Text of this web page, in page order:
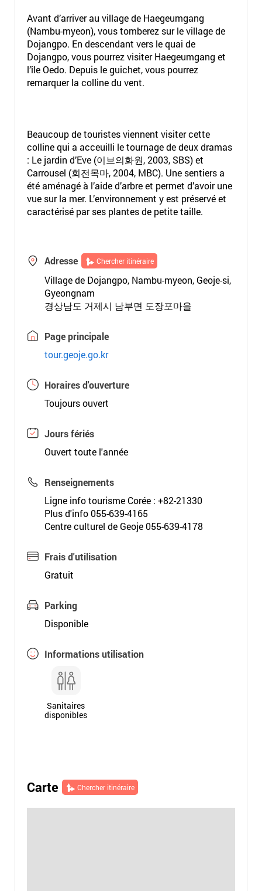
Avant d’arriver au village de Haegeumgang
(Nambu-myeon), vous tomberez sur le village de
Dojangpo. En descendant vers le quai de
Dojangpo, vous pourrez visiter Haegeumgang et
l’île Oedo. Depuis le guichet, vous pourrez
remarquer la colline du vent.
Beaucoup de touristes viennent visiter cette
colline qui a acceuilli le tournage de deux dramas
: Le jardin d’Eve (이브의화원, 2003, SBS) et
Carrousel (회전목마, 2004, MBC). Une sentiers a
été aménagé à l’aide d’arbre et permet d’avoir une
vue sur la mer. L’environnement y est préservé et
caractérisé par ses plantes de petite taille.
Adresse Chercher itinéraire
Village de Dojangpo, Nambu-myeon, Geoje-si,
Gyeongnam
경상남도 거제시 남부면 도장포마을
Page principale
tour.geoje.go.kr
Horaires d'ouverture
Toujours ouvert
Jours fériés
Ouvert toute l'année
Renseignements
Ligne info tourisme Corée : +82-21330
Plus d'info 055-639-4165
Centre culturel de Geoje 055-639-4178
Frais d'utilisation
Gratuit
Parking
Disponible
Informations utilisation
Sanitaires
disponibles
Carte Chercher itinéraire